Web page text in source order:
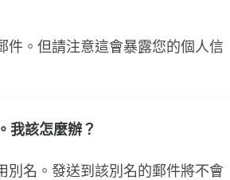
件。但請注意這會暴露您的個人信
我該怎麼辦？
別名。發送到該別名的郵件將不會